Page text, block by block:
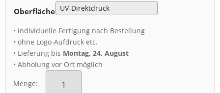
Oberfläche
• individuelle Fertigung nach Bestellung
• ohne Logo-Aufdruck etc.
• Lieferung bis Montag, 24. August
• Abholung vor Ort möglich
Menge:
Alu-
Dibond